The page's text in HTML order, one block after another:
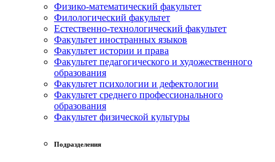
Физико-математический факультет
Филологический факультет
Естественно-технологический факультет
Факультет иностранных языков
Факультет истории и права
Факультет педагогического и художественного
образования
Факультет психологии и дефектологии
Факультет среднего профессионального
образования
Факультет физической культуры
Подразделения